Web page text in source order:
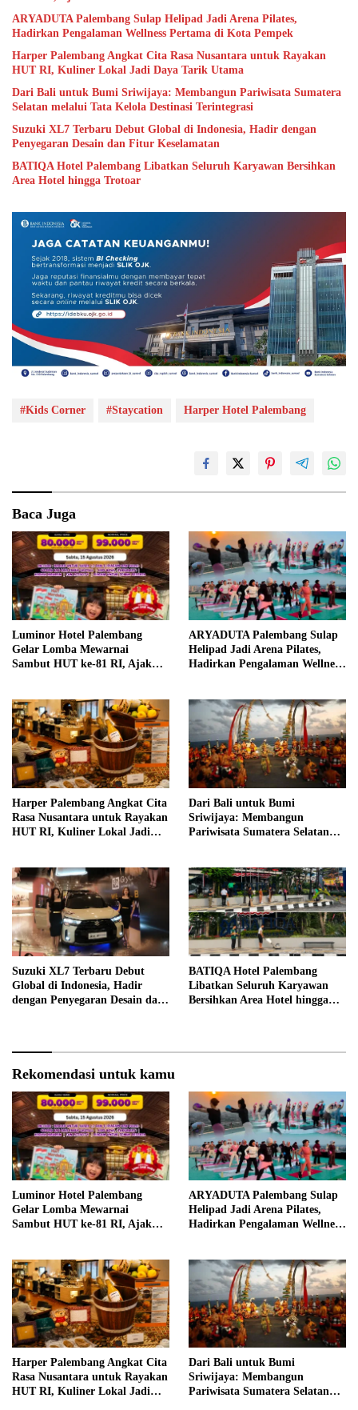
ARYADUTA Palembang Sulap Helipad Jadi Arena Pilates,
Hadirkan Pengalaman Wellness Pertama di Kota Pempek
Harper Palembang Angkat Cita Rasa Nusantara untuk Rayakan
HUT RI, Kuliner Lokal Jadi Daya Tarik Utama
Dari Bali untuk Bumi Sriwijaya: Membangun Pariwisata Sumatera
Selatan melalui Tata Kelola Destinasi Terintegrasi
Suzuki XL7 Terbaru Debut Global di Indonesia, Hadir dengan
Penyegaran Desain dan Fitur Keselamatan
BATIQA Hotel Palembang Libatkan Seluruh Karyawan Bersihkan
Area Hotel hingga Trotoar
#Kids Corner #Staycation Harper Hotel Palembang
Baca Juga
Luminor Hotel Palembang
Gelar Lomba Mewarnai
Sambut HUT ke-81 RI, Ajak
ARYADUTA Palembang Sulap
Helipad Jadi Arena Pilates,
Hadirkan Pengalaman Wellness
Harper Palembang Angkat Cita
Rasa Nusantara untuk Rayakan
HUT RI, Kuliner Lokal Jadi
Dari Bali untuk Bumi
Sriwijaya: Membangun
Pariwisata Sumatera Selatan
Suzuki XL7 Terbaru Debut
Global di Indonesia, Hadir
dengan Penyegaran Desain dan
BATIQA Hotel Palembang
Libatkan Seluruh Karyawan
Bersihkan Area Hotel hingga
Rekomendasi untuk kamu
Luminor Hotel Palembang
Gelar Lomba Mewarnai
Sambut HUT ke-81 RI, Ajak
ARYADUTA Palembang Sulap
Helipad Jadi Arena Pilates,
Hadirkan Pengalaman Wellness
Harper Palembang Angkat Cita
Rasa Nusantara untuk Rayakan
HUT RI, Kuliner Lokal Jadi
Dari Bali untuk Bumi
Sriwijaya: Membangun
Pariwisata Sumatera Selatan